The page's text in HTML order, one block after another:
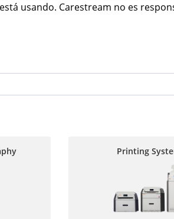
usando. Carestream no es
Printing